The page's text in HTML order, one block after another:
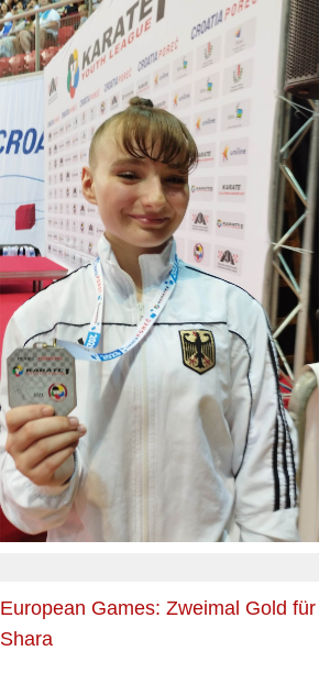
European Games: Zweimal Gold
Shara